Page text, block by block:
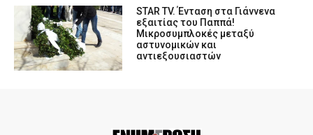
STAR TV. Ένταση στα Γιάννενα
εξαιτίας του Παππά!
Μικροσυμπλοκές μεταξύ
αστυνομικών και
αντιεξουσιαστών